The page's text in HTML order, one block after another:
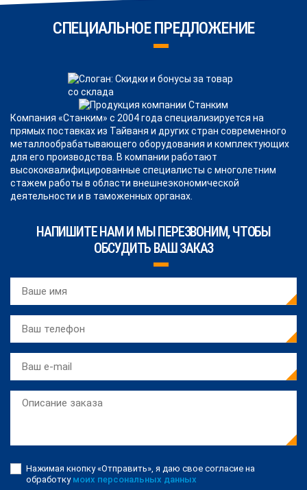
СПЕЦИАЛЬНОЕ ПРЕДЛОЖЕНИЕ
Компания «Станким» с 2004 года специализируется на
прямых поставках из Тайваня и других стран современного
металлообрабатывающего оборудования и комплектующих
для его производства. В компании работают
высококвалифицированные специалисты с многолетним
стажем работы в области внешнеэкономической
деятельности и в таможенных органах.
НАПИШИТЕ НАМ И МЫ ПЕРЕЗВОНИМ, ЧТОБЫ
ОБСУДИТЬ ВАШ ЗАКАЗ
Нажимая кнопку «Отправить», я даю свое согласие на
обработку моих персональных данных